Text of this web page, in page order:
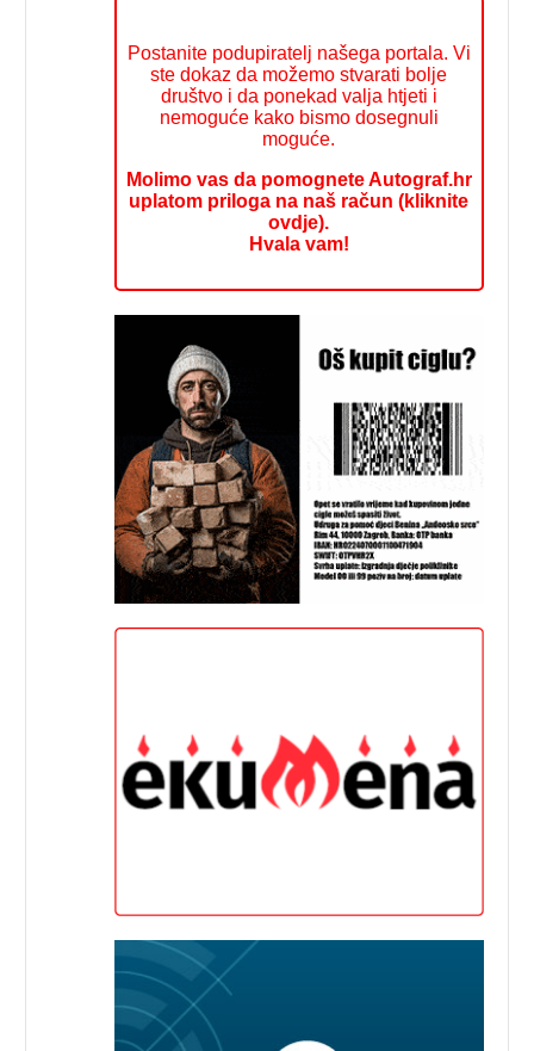
Postanite podupiratelj našega portala. Vi
ste dokaz da možemo stvarati bolje
društvo i da ponekad valja htjeti i
nemoguće kako bismo dosegnuli
moguće.
Molimo vas da pomognete Autograf.hr
uplatom priloga na naš račun (kliknite
ovdje).
Hvala vam!